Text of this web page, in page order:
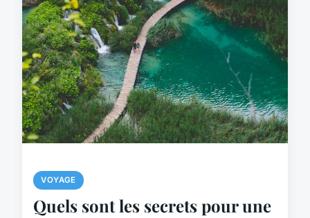
VOYAGE
Quels sont les secrets pour une